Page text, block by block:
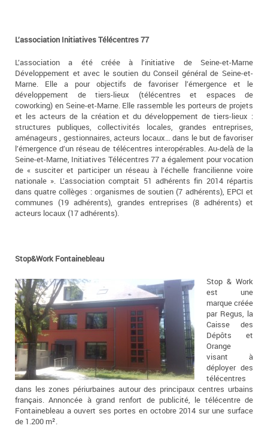
L’association Initiatives Télécentres 77
L’association a été créée à l’initiative de Seine-et-Marne
Développement et avec le soutien du Conseil général de Seine-et-
Marne. Elle a pour objectifs de favoriser l’émergence et le
développement de tiers-lieux (télécentres et espaces de
coworking) en Seine-et-Marne. Elle rassemble les porteurs de projets
et les acteurs de la création et du développement de tiers-lieux :
structures publiques, collectivités locales, grandes entreprises,
aménageurs , gestionnaires, acteurs locaux… dans le but de favoriser
l’émergence d’un réseau de télécentres interopérables. Au-delà de la
Seine-et-Marne, Initiatives Télécentres 77 a également pour vocation
de « susciter et participer un réseau à l’échelle francilienne voire
nationale ». L’association comptait 51 adhérents fin 2014 répartis
dans quatre collèges : organismes de soutien (7 adhérents), EPCI et
communes (19 adhérents), grandes entreprises (8 adhérents) et
acteurs locaux (17 adhérents).
Stop&Work Fontainebleau
Stop & Work
est une
marque créée
par Regus, la
Caisse des
Dépôts et
Orange
visant à
déployer des
télécentres
dans les zones périurbaines autour des principaux centres urbains
français. Annoncée à grand renfort de publicité, le télécentre de
Fontainebleau a ouvert ses portes en octobre 2014 sur une surface
de 1.200 m².